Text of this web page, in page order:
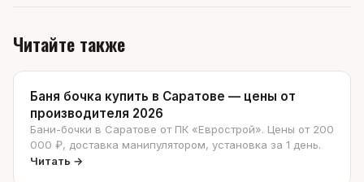
Читайте также
Баня бочка купить в Саратове — цены от
производителя 2026
Бани-бочки в Саратове от ПК «Еврострой». Цены от 200
000 ₽, доставка манипулятором, установка за 1 день.
Читать →